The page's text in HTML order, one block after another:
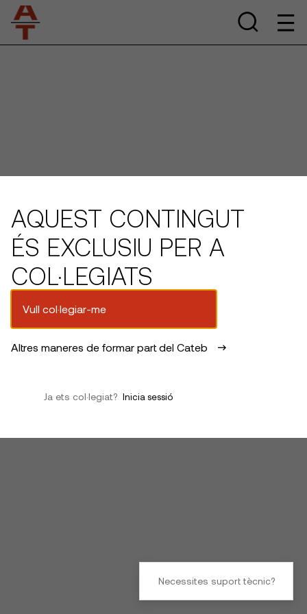
AQUEST CONTINGUT
ÉS EXCLUSIU PER A
COL·LEGIATS
Vull col·legiar-me
Altres maneres de formar part del Cateb
Ja ets col·legiat? Inicia sessió
Necessites suport tècnic?